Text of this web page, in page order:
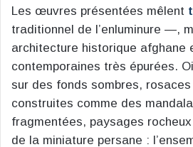
Les œuvres présentées mêlent
traditionnel de l’enluminure —,
architecture historique afghane
contemporaines très épurées.
sur des fonds sombres,
construites comme des
fragmentées, paysages
de la miniature persane :